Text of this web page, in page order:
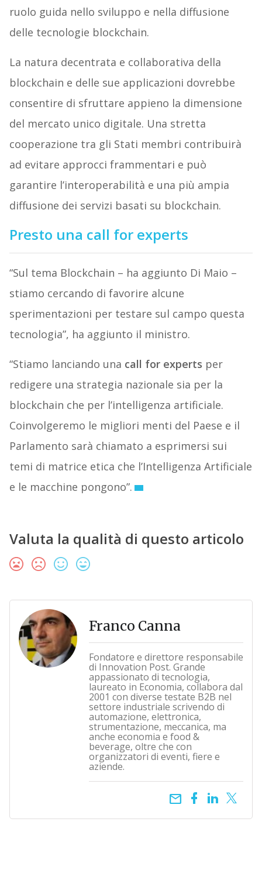
ruolo guida nello sviluppo e nella diffusione
delle tecnologie blockchain.
La natura decentrata e collaborativa della
blockchain e delle sue applicazioni dovrebbe
consentire di sfruttare appieno la dimensione
del mercato unico digitale. Una stretta
cooperazione tra gli Stati membri contribuirà
ad evitare approcci frammentari e può
garantire l’interoperabilità e una più ampia
diffusione dei servizi basati su blockchain.
Presto una call for experts
“Sul tema Blockchain – ha aggiunto Di Maio –
stiamo cercando di favorire alcune
sperimentazioni per testare sul campo questa
tecnologia”, ha aggiunto il ministro.
“Stiamo lanciando una call for experts per
redigere una strategia nazionale sia per la
blockchain che per l’intelligenza artificiale.
Coinvolgeremo le migliori menti del Paese e il
Parlamento sarà chiamato a esprimersi sui
temi di matrice etica che l’Intelligenza Artificiale
e le macchine pongono”.
Valuta la qualità di questo articolo
Franco Canna
Fondatore e direttore responsabile
di Innovation Post. Grande
appassionato di tecnologia,
laureato in Economia, collabora dal
2001 con diverse testate B2B nel
settore industriale scrivendo di
automazione, elettronica,
strumentazione, meccanica, ma
anche economia e food &
beverage, oltre che con
organizzatori di eventi, fiere e
aziende.
email